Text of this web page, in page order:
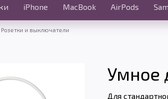
iPhone MacBook AirPods
Новинки iPhone MacBook Ещё
Розетки и выключатели
Умное
Для